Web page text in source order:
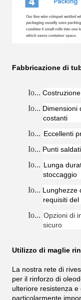
Fabbricazione di
Io...
Io... Dimensioni
costanti
Io... Eccellenti
Io... Punti
Io... Lunga
stoccaggio
Io... Lunghezze
requisiti
Io... Opzioni di
sicuro
Utilizzo di maglie
La nostra rete di
per il rinforzo di
ulteriore resistenza
particolarmente